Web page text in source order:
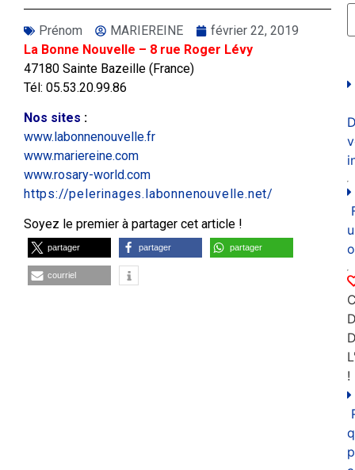
Prénom MARIEREINE
février 22, 2019
La Bonne Nouvelle – 8 rue Roger Lévy
47180 Sainte Bazeille (France)
Tél: 05.53.20.99.86
Nos sites :
www.labonnenouvelle.fr
www.mariereine.com
www.rosary-world.com
https://pelerinages.labonnenouvelle.net/
Soyez le premier à partager cet article !
partager partager partager
courriel
!